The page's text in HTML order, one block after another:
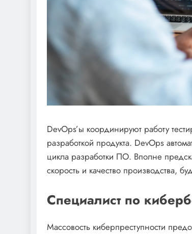
DevOps’ы координируют работу
разработкой продукта. DevOps
цикла разработки ПО. Вполне
скорость и качество производства,
Специалист по
Массовость киберпреступности